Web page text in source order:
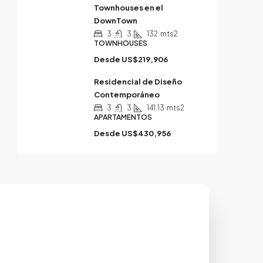
Townhouses en el
DownTown
3 3 132 mts2
TOWNHOUSES
Desde US$219,906
Residencial de Diseño
Contemporáneo
3 3 141.13 mts2
APARTAMENTOS
Desde US$430,956